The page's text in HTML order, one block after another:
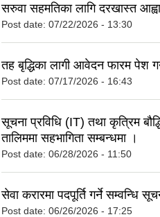
सरुवा सहमतिका लागि दरखास्त
Post date: 07/22/2026 - 13:30
तह बृद्धिका लागी आवेदन फारम पेश
Post date: 07/17/2026 - 16:43
सूचना प्रविधि (IT) तथा कृत्रिम
तालिममा सहभागिता सम्बन्धमा ।
Post date: 06/28/2026 - 11:50
सेवा करारमा पदपूर्ति गर्ने सम्वन्धि
Post date: 06/26/2026 - 17:25